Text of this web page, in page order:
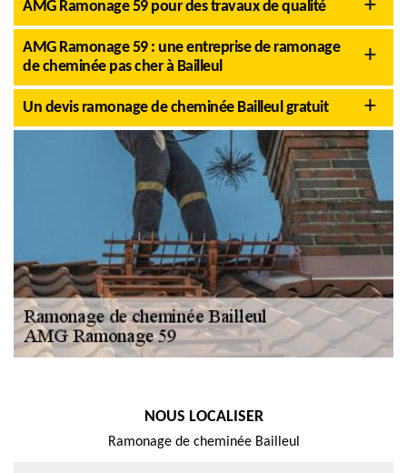
AMG Ramonage 59 pour des travaux de qualité
AMG Ramonage 59 : une entreprise de ramonage
de cheminée pas cher à Bailleul
Un devis ramonage de cheminée Bailleul gratuit
NOUS LOCALISER
Ramonage de cheminée Bailleul